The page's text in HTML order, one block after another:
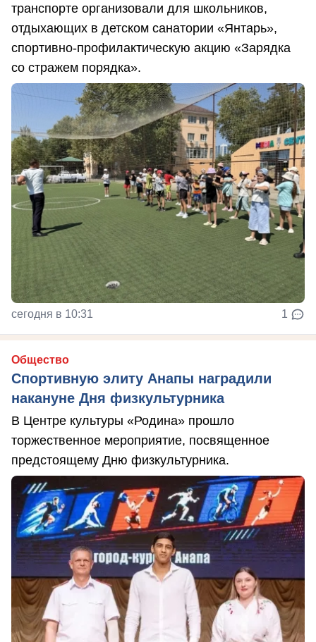
транспорте организовали для школьников,
отдыхающих в детском санатории «Янтарь»,
спортивно-профилактическую акцию «Зарядка
со стражем порядка».
сегодня в 10:31 1
Общество
Спортивную элиту Анапы наградили
накануне Дня физкультурника
В Центре культуры «Родина» прошло
торжественное мероприятие, посвященное
предстоящему Дню физкультурника.